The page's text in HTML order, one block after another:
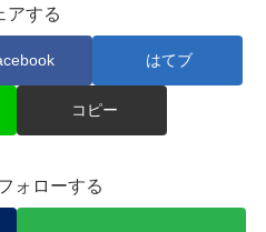
アする
はてブ
コピー
ォローする